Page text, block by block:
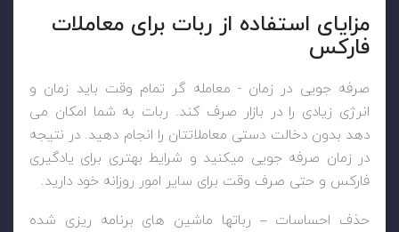
مزایای استفاده از ربات برای معاملات
فارکس
صرفه جویی در زمان - معامله گر تمام وقت باید زمان و
انرژی زیادی را در بازار صرف کند. ربات به شما امکان می
دهد بدون دخالت دستی معاملاتتان را انجام دهید. در نتیجه
در زمان صرفه جویی میکنید و شرایط بهتری برای یادگیری
فارکس و حتی صرف وقت برای سایر امور روزانه خود دارید.
حذف احساسات – رباتها ماشین های برنامه ریزی شده